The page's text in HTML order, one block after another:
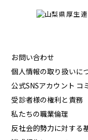
お問い合わせ
個人情報の取り扱いに
公式SNSアカウント コ
受診者様の権利と責務
私たちの職業倫理
反社会的勢力に対する